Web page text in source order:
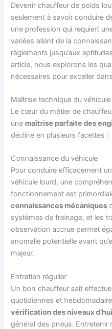
Devenir chauffeur de poids
seulement à savoir conduire
une profession qui requiert
variées allant de la
règlements jusqu’aux
article, nous explorons les
nécessaires pour exceller
Maîtrise technique du véhicule
Le cœur du métier de
une maîtrise parfaite des
décline en plusieurs facettes :
Connaissance du véhicule
Pour conduire efficacement
véhicule lourd, une
fonctionnement est
connaissances mécaniques
systèmes de freinage, et les
observation accrue permet
anomalie potentielle avant
majeur.
Entretien régulier
Un bon chauffeur sait
quotidiennes et
vérification des niveaux
général des pneus. Entretenir